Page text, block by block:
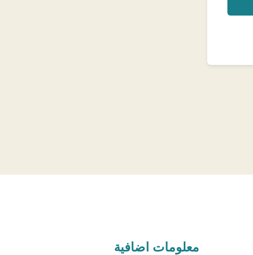
معلومات اضافية